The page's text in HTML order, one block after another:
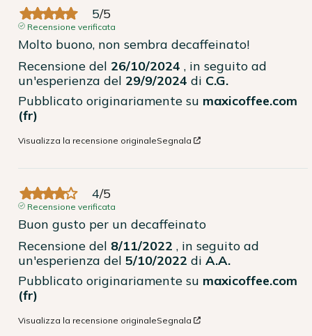
5/5
Recensione verificata
Molto buono, non sembra decaffeinato!
Recensione del 26/10/2024 , in seguito ad
un'esperienza del 29/9/2024 di C.G.
Pubblicato originariamente su maxicoffee.com
(fr)
Visualizza la recensione originaleSegnala
4/5
Recensione verificata
Buon gusto per un decaffeinato
Recensione del 8/11/2022 , in seguito ad
un'esperienza del 5/10/2022 di A.A.
Pubblicato originariamente su maxicoffee.com
(fr)
Visualizza la recensione originaleSegnala